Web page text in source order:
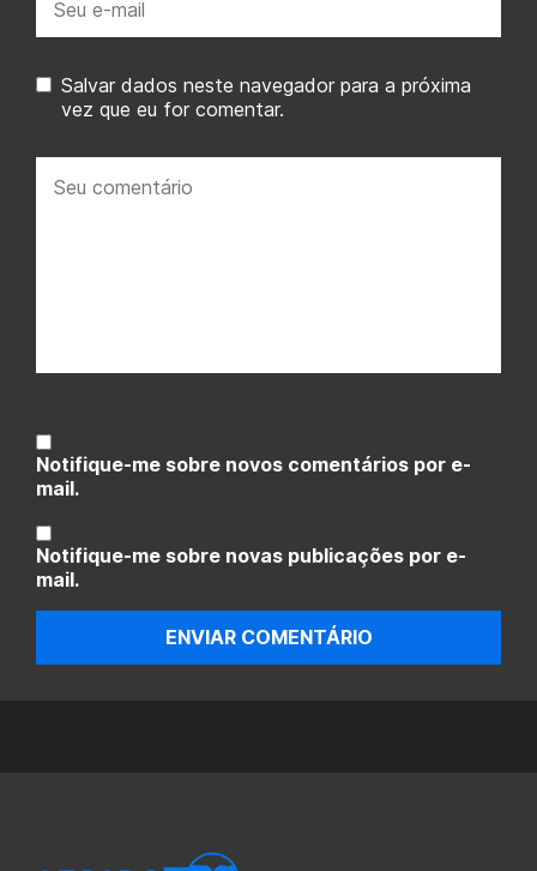
mail:
Salvar dados neste navegador para a próxima
vez que eu for comentar.
comentário:
Notifique-me sobre novos comentários por e-
mail.
Notifique-me sobre novas publicações por e-
mail.
ENVIAR COMENTÁRIO